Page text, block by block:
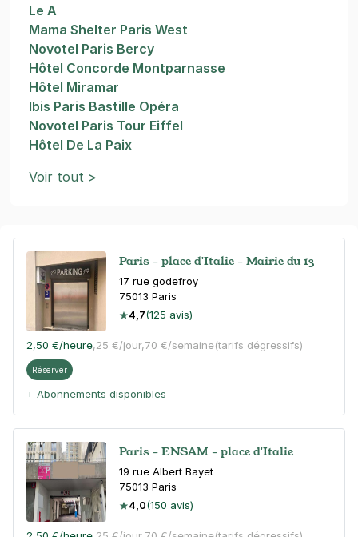
Paris - place d'Italie - Mairie du 13
17 rue godefroy
75013 Paris
4,7(125 avis)
2,50 €/heure,25 €/jour,70 €/semaine(tarifs dégressifs)
Réserver
+ Abonnements disponibles
Paris - ENSAM - place d'Italie
19 rue Albert Bayet
75013 Paris
4,0(150 avis)
Le A
Mama Shelter Paris West
Novotel Paris Bercy
Hôtel Concorde Montparnasse
Hôtel Miramar
Ibis Paris Bastille Opéra
Novotel Paris Tour Eiffel
Hôtel De La Paix
Voir tout >